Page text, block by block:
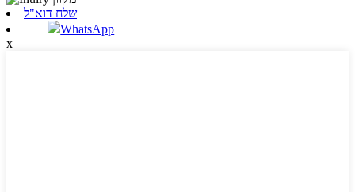
שלח דוא"ל
WhatsApp
x